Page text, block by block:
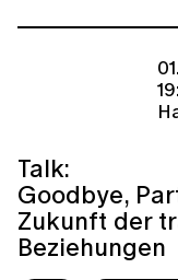
Talk:
Goodbye,
Zukunft der
Beziehungen